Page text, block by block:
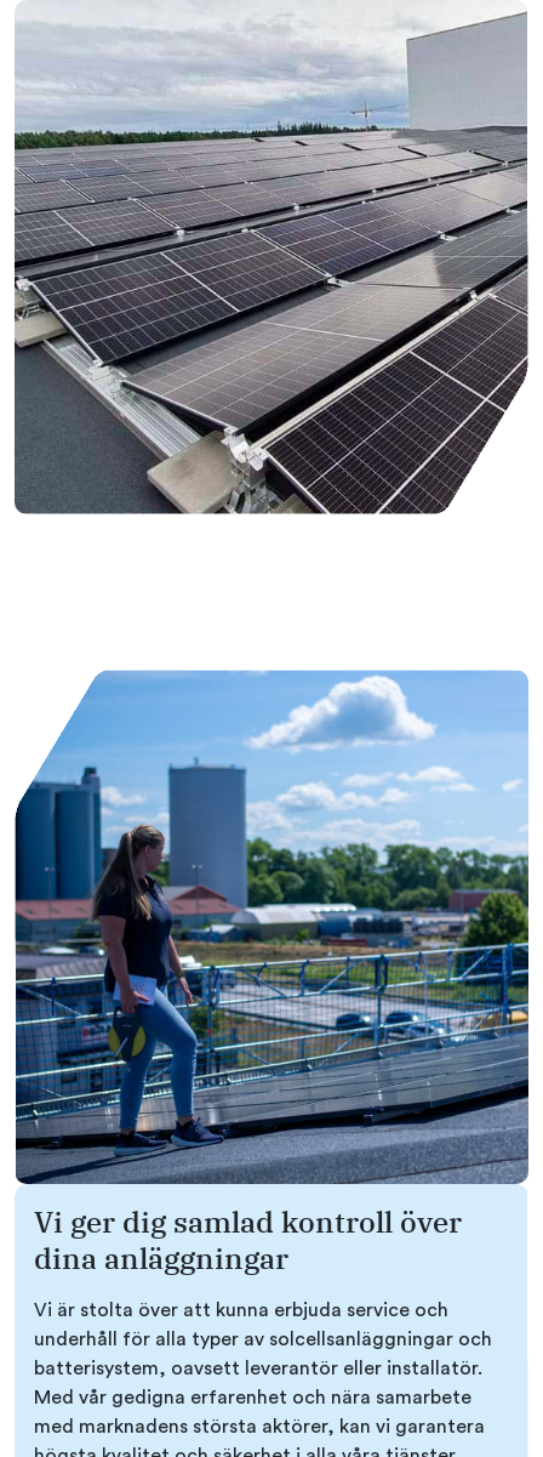
Vi ger dig samlad kontroll över
dina anläggningar
Vi är stolta över att kunna erbjuda service och
underhåll för alla typer av solcellsanläggningar och
batterisystem, oavsett leverantör eller installatör.
Med vår gedigna erfarenhet och nära samarbete
med marknadens största aktörer, kan vi garantera